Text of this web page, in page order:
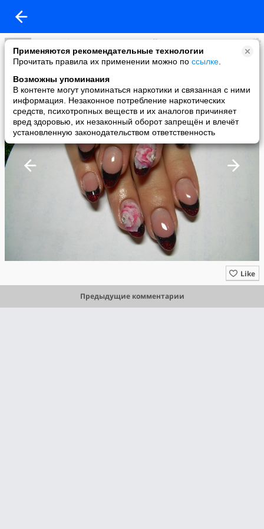
Применяются рекомендательные технологии
Прочитать правила их применении можно по ссылке
Возможны упоминания
В контенте могут упоминаться наркотики и связанная с ними
информация. Незаконное потребление наркотических
средств, психотропных веществ и их аналогов причиняет
вред здоровью, их незаконный оборот запрещён и влечёт
установленную законодательством ответственность
Beutynails. Наращивание ногтей. Воронеж.
added a photo
21 Nov в 21:39
Like
Предыдущие комментарии